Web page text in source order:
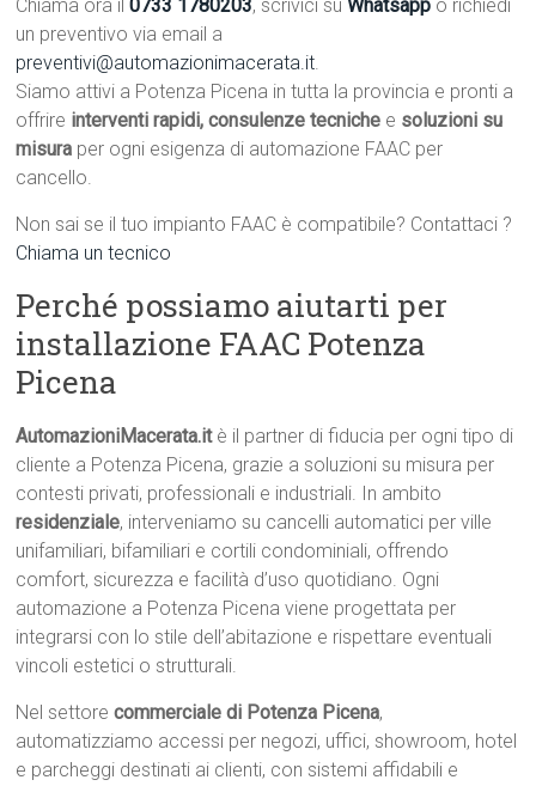
Chiama ora il0733 1780203, scrivici su Whatsapp o richiedi
un preventivo via email a
preventivi@automazionimacerata.it.
Siamo attivi a Potenza Picena in tutta la provincia e pronti a
offrire interventi rapidi, consulenze tecniche e soluzioni su
misura per ogni esigenza di automazione FAAC per
cancello.
Non sai se il tuo impianto FAAC è compatibile? Contattaci ?
Chiama un tecnico
Perché possiamo aiutarti per
installazione FAAC Potenza
Picena
AutomazioniMacerata.itè il partner di fiducia per ogni tipo di
cliente a Potenza Picena, grazie a soluzioni su misura per
contesti privati, professionali e industriali. In ambito
residenziale, interveniamo su cancelli automatici per ville
unifamiliari, bifamiliari e cortili condominiali, offrendo
comfort, sicurezza e facilità d’uso quotidiano. Ogni
automazione a Potenza Picena viene progettata per
integrarsi con lo stile dell’abitazione e rispettare eventuali
vincoli estetici o strutturali.
Nel settorecommerciale di Potenza Picena,
automatizziamo accessi per negozi, uffici, showroom, hotel
e parcheggi destinati ai clienti, con sistemi affidabili e